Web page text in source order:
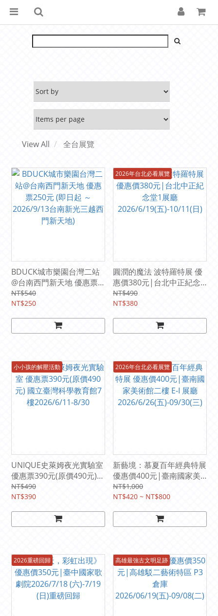
View All 全台展覽
BDUCK城市樂園台灣二站
@台南西門新天地 優惠票
250元 (即日起 ～
2026/9/13台南新光三越西
NT$540
NT$250
2026年台北必看展覽
圓潤的魔法 波特羅特展 優
惠價380元|台北中正紀念
堂1展廳
2026/6/19(五)-10/11(日)
NT$490
NT$380
小小孩的解壓活動
UNIQUE史萊姆夜光實驗室
優惠票390元(原價490元)
國立臺灣科學教育館7樓
2026/6/11-8/30
NT$490
NT$390
2026年台北必看展覽
新藝境：慕夏百年經典特展
優惠價400元|臺南國家美
術館二樓 E-I 展廳
2026/6/26(五)-09/30(三)
NT$1,000
NT$420 ~ NT$800
2026重磅回歸 高雄最強古文明足跡